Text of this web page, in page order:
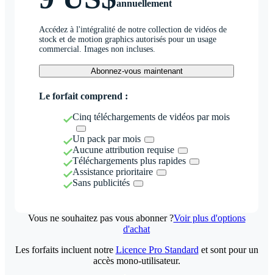
annuellement
Accédez à l'intégralité de notre collection de vidéos de
stock et de motion graphics autorisés pour un usage
commercial. Images non incluses.
Abonnez-vous maintenant
Le forfait comprend :
Cinq téléchargements de vidéos par mois
Un pack par mois
Aucune attribution requise
Téléchargements plus rapides
Assistance prioritaire
Sans publicités
Vous ne souhaitez pas vous abonner ?Voir plus d'options
d'achat
Les forfaits incluent notre Licence Pro Standard et sont pour un
accès mono-utilisateur.